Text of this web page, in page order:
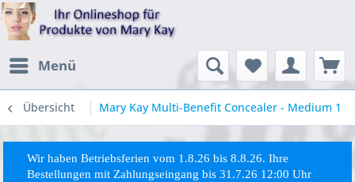
Menü
Übersicht Mary Kay Multi-Benefit Concealer - Medium 1
Wir haben Betriebsferien vom 1.8.26 bis 8.8.26. Ihre
Bestellungen mit Zahlungseingang bis 31.7.26 12:00 Uhr